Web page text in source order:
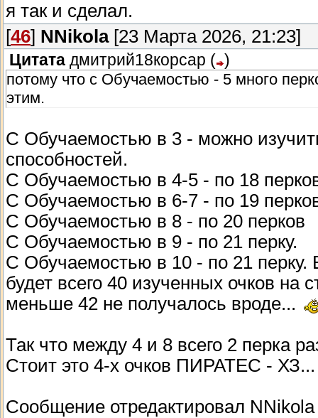
я так и сделал.
[46] NNikola[23 Марта 2026, 21:23]
Цитата дмитрий18корсар ( )
потому что с Обучаемостью - 5 много
этим.
С Обучаемостью в 3 - можно
способностей.
С Обучаемостью в 4-5 - по 18
С Обучаемостью в 6-7 - по 19
С Обучаемостью в 8 - по 20 перков
С Обучаемостью в 9 - по 21 перку.
С Обучаемостью в 10 - по 21 перку.
будет всего 40 изученных очков на
меньше 42 не получалось вроде...
Так что между 4 и 8 всего 2 перка
Стоит это 4-х очков ПИРАТЕС -
Сообщение отредактировал NNikola